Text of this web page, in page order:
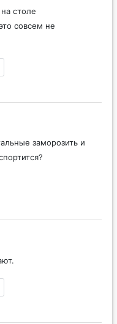
столе
совсем не
заморозить и